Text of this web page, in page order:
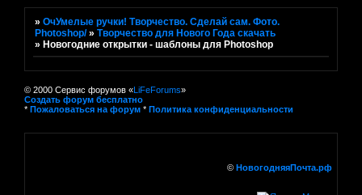
»ОчУмелые ручки! Творчество. Сделай сам. Фото.
Photoshop/ »Творчество для Нового Года скачать
»Новогодние открытки - шаблоны для Photoshop
© 2000 Сервис форумов «LiFeForums»
Создать форум бесплатно
* Пожаловаться на форум * Политика конфиденциальности
© НовогодняяПочта.рф